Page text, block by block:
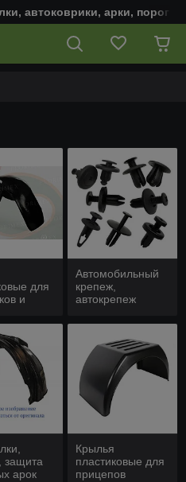
автоковрики, арки,
для
и
Автомобильный
крепеж,
автокрепеж
защита
арок
Крылья
пластиковые для
прицепов